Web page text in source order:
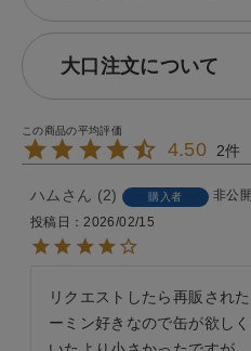
大口注文について
4.50 2
ハム 2 購入者
非公開
投稿日
2026/02/15
リクエストしたら再販され
ーミン好きなので缶が欲し